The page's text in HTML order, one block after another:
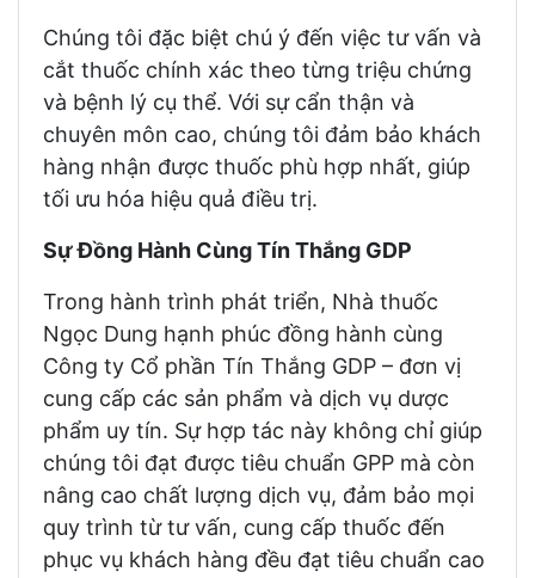
Chúng tôi đặc biệt chú ý đến việc tư vấn và
cắt thuốc chính xác theo từng triệu chứng
và bệnh lý cụ thể. Với sự cẩn thận và
chuyên môn cao, chúng tôi đảm bảo khách
hàng nhận được thuốc phù hợp nhất, giúp
tối ưu hóa hiệu quả điều trị.
Sự Đồng Hành Cùng Tín Thắng GDP
Trong hành trình phát triển, Nhà thuốc
Ngọc Dung hạnh phúc đồng hành cùng
Công ty Cổ phần Tín Thắng GDP – đơn vị
cung cấp các sản phẩm và dịch vụ dược
phẩm uy tín. Sự hợp tác này không chỉ giúp
chúng tôi đạt được tiêu chuẩn GPP mà còn
nâng cao chất lượng dịch vụ, đảm bảo mọi
quy trình từ tư vấn, cung cấp thuốc đến
phục vụ khách hàng đều đạt tiêu chuẩn cao